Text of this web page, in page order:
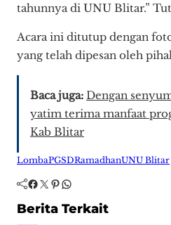
tahunnya di UNU Blitar.”
Acara ini ditutup dengan
yang telah dipesan oleh
Baca juga: Dengan
yatim terima manfaat
Kab Blitar
LombaPGSDRamadhanUNU Blitar
Facebook Twitter Pinterest WhatsApp
Berita Terkait